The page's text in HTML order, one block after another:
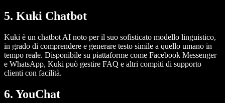
5. Kuki Chatbot
Kuki è un chatbot AI noto per il suo sofisticato modello linguistico,
in grado di comprendere e generare testo simile a quello umano in
tempo reale. Disponibile su piattaforme come Facebook Messenger
e WhatsApp, Kuki può gestire FAQ e altri compiti di supporto
clienti con facilità.
6. YouChat